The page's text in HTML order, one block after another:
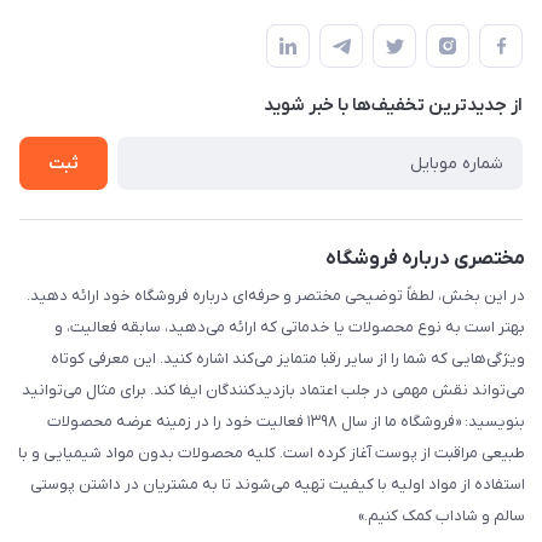
تجاری بین الحرمین - طبقه همکف - پلاک 99a
لیست محصولات
درباره ما
قوانین و مقررات
حریم خصوصی
راهنما
از جدید‌ترین تخفیف‌ها با‌ خبر شوید
ثبت
مختصری درباره فروشگاه
در این بخش، لطفاً توضیحی مختصر و حرفه‌ای درباره فروشگاه خود ارائه دهید.
بهتر است به نوع محصولات یا خدماتی که ارائه می‌دهید، سابقه فعالیت، و
ویژگی‌هایی که شما را از سایر رقبا متمایز می‌کند اشاره کنید. این معرفی کوتاه
می‌تواند نقش مهمی در جلب اعتماد بازدیدکنندگان ایفا کند. برای مثال می‌توانید
بنویسید: «فروشگاه ما از سال ۱۳۹۸ فعالیت خود را در زمینه عرضه محصولات
طبیعی مراقبت از پوست آغاز کرده است. کلیه محصولات بدون مواد شیمیایی و با
استفاده از مواد اولیه با کیفیت تهیه می‌شوند تا به مشتریان در داشتن پوستی
سالم و شاداب کمک کنیم.»